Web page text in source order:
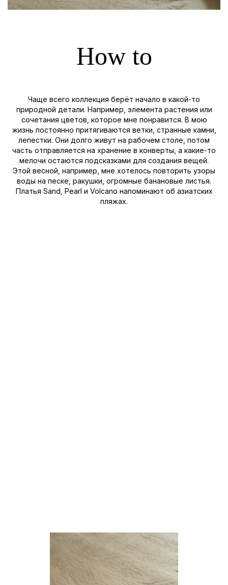
How to
Чаще всего коллекция берёт начало в какой-то
природной детали. Например, элемента растения или
сочетания цветов, которое мне понравится. В мою
жизнь постоянно притягиваются ветки, странные камни,
лепестки. Они долго живут на рабочем столе, потом
часть отправляется на хранение в конверты, а какие-то
мелочи остаются подсказками для создания вещей.
Этой весной, например, мне хотелось повторить узоры
воды на песке, ракушки, огромные банановые листья.
Платья Sand, Pearl и Volcano напоминают об азиатских
пляжах.